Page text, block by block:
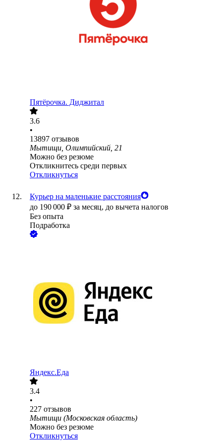
Пятёрочка. Диджитал
3.6
•
13897 отзывов
Мытищи, Олимпийский, 21
Можно без резюме
Откликнитесь среди первых
Откликнуться
Курьер на маленькие расстояния
до 190 000 ₽ за месяц, до вычета налогов
Без опыта
Подработка
Яндекс.Еда
3.4
•
227 отзывов
Мытищи (Московская область)
Можно без резюме
Откликнуться